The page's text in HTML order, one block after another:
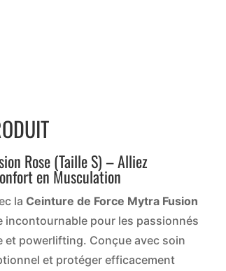
Rose (Taille S) – Alliez
en Musculation
la Ceinture de Force Mytra Fusion
incontournable pour les passionnés
powerlifting. Conçue avec soin
et protéger efficacement